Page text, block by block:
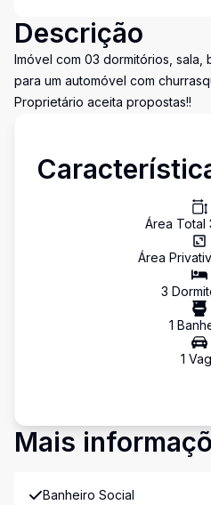
Descrição
Imóvel com 03 dormitórios,
para um automóvel com
Proprietário aceita propostas!!
Área Total
Área
3
1
1
Mais
Banheiro Social